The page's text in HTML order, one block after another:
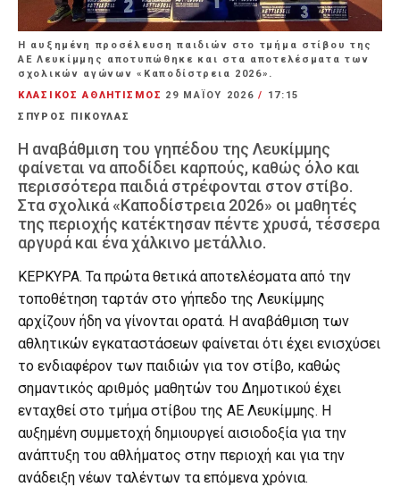
Η αυξημένη προσέλευση παιδιών στο τμήμα στίβου της
ΑΕ Λευκίμμης αποτυπώθηκε και στα αποτελέσματα των
σχολικών αγώνων «Καποδίστρεια 2026».
ΚΛΑΣΙΚΟΣ ΑΘΛΗΤΙΣΜΟΣ 29 ΜΑΪ́ΟΥ 2026/
17:15
ΣΠΥΡΟΣ ΠΙΚΟΥΛΑΣ
Η αναβάθμιση του γηπέδου της Λευκίμμης
φαίνεται να αποδίδει καρπούς, καθώς όλο και
περισσότερα παιδιά στρέφονται στον στίβο.
Στα σχολικά «Καποδίστρεια 2026» οι μαθητές
της περιοχής κατέκτησαν πέντε χρυσά, τέσσερα
αργυρά και ένα χάλκινο μετάλλιο.
ΚΕΡΚΥΡΑ. Τα πρώτα θετικά αποτελέσματα από την
τοποθέτηση ταρτάν στο γήπεδο της Λευκίμμης
αρχίζουν ήδη να γίνονται ορατά. Η αναβάθμιση των
αθλητικών εγκαταστάσεων φαίνεται ότι έχει ενισχύσει
το ενδιαφέρον των παιδιών για τον στίβο, καθώς
σημαντικός αριθμός μαθητών του Δημοτικού έχει
ενταχθεί στο τμήμα στίβου της ΑΕ Λευκίμμης. Η
αυξημένη συμμετοχή δημιουργεί αισιοδοξία για την
ανάπτυξη του αθλήματος στην περιοχή και για την
ανάδειξη νέων ταλέντων τα επόμενα χρόνια.